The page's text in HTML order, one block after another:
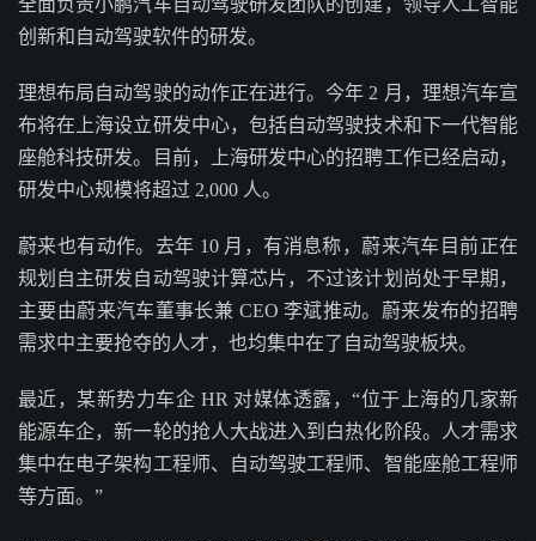
全面负责小鹏汽车自动驾驶研发团队的创建，领导人工智能
创新和自动驾驶软件的研发。
理想布局自动驾驶的动作正在进行。今年 2 月，理想汽车宣
布将在上海设立研发中心，包括自动驾驶技术和下一代智能
座舱科技研发。目前，上海研发中心的招聘工作已经启动，
研发中心规模将超过 2,000 人。
蔚来也有动作。去年 10 月，有消息称，蔚来汽车目前正在
规划自主研发自动驾驶计算芯片，不过该计划尚处于早期，
主要由蔚来汽车董事长兼 CEO 李斌推动。蔚来发布的招聘
需求中主要抢夺的人才，也均集中在了自动驾驶板块。
最近，某新势力车企 HR 对媒体透露，“位于上海的几家新
能源车企，新一轮的抢人大战进入到白热化阶段。人才需求
集中在电子架构工程师、自动驾驶工程师、智能座舱工程师
等方面。”